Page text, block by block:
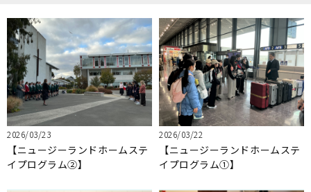
2026/03/23
【ニュージーランドホームステ
イプログラム②】
2026/03/22
【ニュージーランドホームステ
イプログラム①】